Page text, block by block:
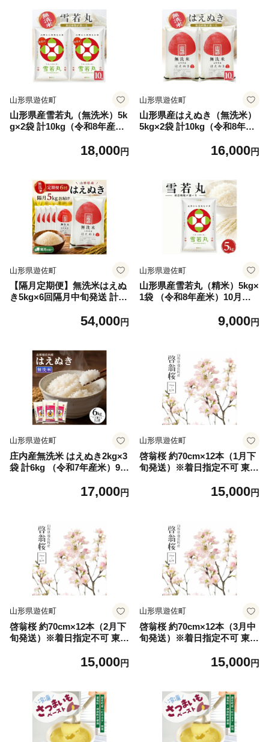
山形県遊佐町
山形県産雪若丸（無洗米）5k
g×2袋 計10kg（令和8年産
18,000円
山形県遊佐町
山形県産はえぬき（無洗米）
5kg×2袋 計10kg（令和8年産
16,000円
山形県遊佐町
【隔月定期便】無洗米はえぬ
き5kg×6回隔月中旬発送 計30
54,000円
山形県遊佐町
山形県産雪若丸（精米）5kg×
1袋 （令和8年産米）10月中
9,000円
山形県遊佐町
庄内産無洗米 はえぬき2kg×3
袋 計6kg （令和7年産米）9月
17,000円
山形県遊佐町
啓翁桜 約70cm×12本（1月下
旬発送）※着日指定不可 東北
植物 枝 切り花 花束 お花 室
春 新年 成人の日 成人式 卒業
卒園 退職 ピンク
15,000円
山形県遊佐町
啓翁桜 約70cm×12本（2月下
旬発送）※着日指定不可 東北
植物 枝 切り花 花束 お花 室
春 新年 成人の日 成人式 卒業
卒園 退職 ピンク
15,000円
山形県遊佐町
啓翁桜 約70cm×12本（3月中
旬発送）※着日指定不可 東北
植物 枝 切り花 花束 お花 室
春 新年 成人の日 成人式 卒業
卒園 退職 ピンク
15,000円